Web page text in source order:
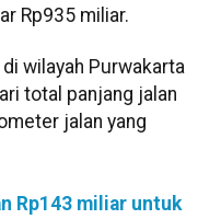
Rp935 miliar.
wilayah Purwakarta
total panjang jalan
jalan yang
Rp143 miliar untuk